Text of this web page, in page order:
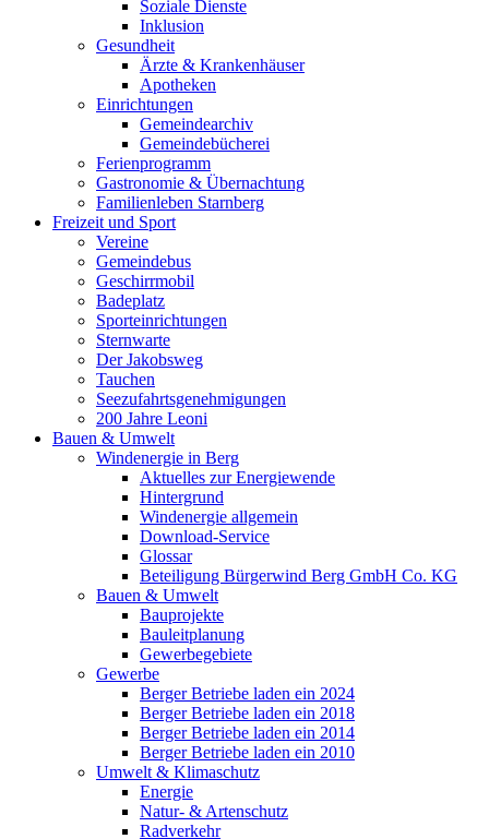
Soziale Dienste
Inklusion
Gesundheit
Ärzte & Krankenhäuser
Apotheken
Einrichtungen
Gemeindearchiv
Gemeindebücherei
Ferienprogramm
Gastronomie & Übernachtung
Familienleben Starnberg
Freizeit und Sport
Vereine
Gemeindebus
Geschirrmobil
Badeplatz
Sporteinrichtungen
Sternwarte
Der Jakobsweg
Tauchen
Seezufahrtsgenehmigungen
200 Jahre Leoni
Bauen & Umwelt
Windenergie in Berg
Aktuelles zur Energiewende
Hintergrund
Windenergie allgemein
Download-Service
Glossar
Beteiligung Bürgerwind Berg GmbH Co. KG
Bauen & Umwelt
Bauprojekte
Bauleitplanung
Gewerbegebiete
Gewerbe
Berger Betriebe laden ein 2024
Berger Betriebe laden ein 2018
Berger Betriebe laden ein 2014
Berger Betriebe laden ein 2010
Umwelt & Klimaschutz
Energie
Natur- & Artenschutz
Radverkehr